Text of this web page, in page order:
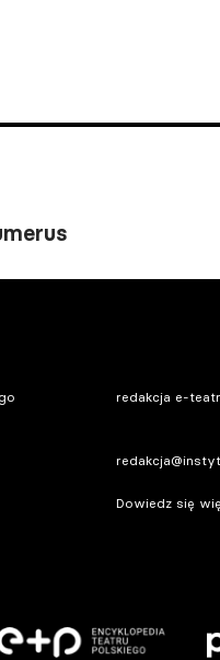
redakcja e-
Dowiedz się